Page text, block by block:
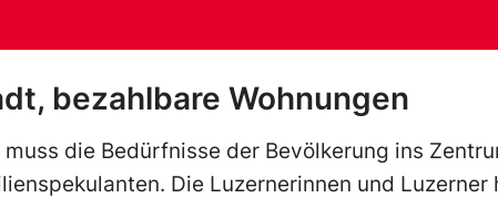
bezahlbare Wohnungen
die Bedürfnisse der Bevölkerung ins
Die Luzernerinnen und Luzerner